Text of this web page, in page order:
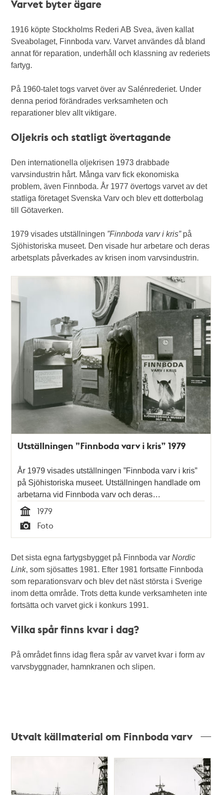
Varvet byter ägare
1916 köpte Stockholms Rederi AB Svea, även kallat
Sveabolaget, Finnboda varv. Varvet användes då bland
annat för reparation, underhåll och klassning av rederiets
fartyg.
På 1960-talet togs varvet över av Salénrederiet. Under
denna period förändrades verksamheten och
reparationer blev allt viktigare.
Oljekris och statligt övertagande
Den internationella oljekrisen 1973 drabbade
varvsindustrin hårt. Många varv fick ekonomiska
problem, även Finnboda. År 1977 övertogs varvet av det
statliga företaget Svenska Varv och blev ett dotterbolag
till Götaverken.
1979 visades utställningen ”Finnboda varv i kris”på
Sjöhistoriska museet. Den visade hur arbetare och deras
arbetsplats påverkades av krisen inom varvsindustrin.
Utställningen ”Finnboda varv i kris” 1979
År 1979 visades utställningen ”Finnboda varv i kris”
på Sjöhistoriska museet. Utställningen handlade om
arbetarna vid Finnboda varv och deras…
Tid
1979
Typ
Foto
Det sista egna fartygsbygget på Finnboda varNordic
Link, som sjösattes 1981. Efter 1981 fortsatte Finnboda
som reparationsvarv och blev det näst största i Sverige
inom detta område. Trots detta kunde verksamheten inte
fortsätta och varvet gick i konkurs 1991.
Vilka spår finns kvar i dag?
På området finns idag flera spår av varvet kvar i form av
varvsbyggnader, hamnkranen och slipen.
Utvalt källmaterial om Finnboda varv